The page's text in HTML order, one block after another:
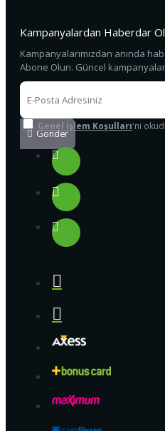
Kampanyalardan Haberdar
Kampanyalarımızdan anında
Abone Olun. Güncel
Gönder
Genel İşlem Koşulları'ni